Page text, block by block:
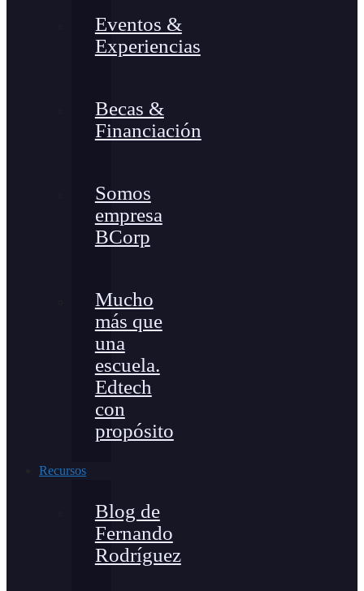
Eventos &
Experiencias
Becas &
Financiación
Somos
empresa
BCorp
Mucho
más que
una
escuela.
Edtech
con
propósito
Recursos
Blog de
Fernando
Rodríguez